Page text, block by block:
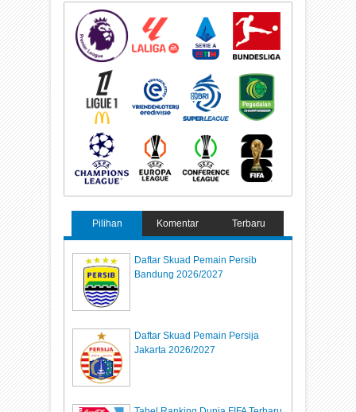
Pilihan Komentar Terbaru
Daftar Skuad Pemain Persib
Bandung 2026/2027
Daftar Skuad Pemain Persija
Jakarta 2026/2027